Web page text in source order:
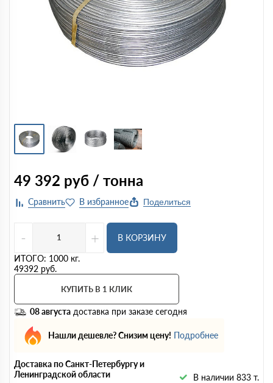
49 392 руб / тонна
Поделиться
- +
В КОРЗИНУ
ИТОГО: 1000 кг.
49392 руб.
КУПИТЬ В 1 КЛИК
08 августа доставка при заказе сегодня
Нашли дешевле? Снизим цену! Подробнее
Доставка по Санкт-Петербургу и
Ленинградской области
В наличии 833 т.